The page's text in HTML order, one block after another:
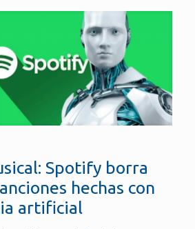
Spotify borra
hechas con
artificial